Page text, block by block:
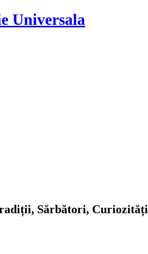
Universala
Sărbători, Curiozități